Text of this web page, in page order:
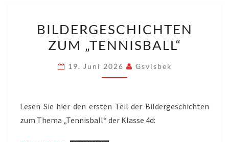
ZUM
„TENNISBALL“
BILDERGESCHICHTEN
ZUM „TENNISBALL“
19. Juni 2026 Gsvisbek
Lesen Sie hier den ersten Teil der Bildergeschichten
zum Thema „Tennisball“ der Klasse 4d: